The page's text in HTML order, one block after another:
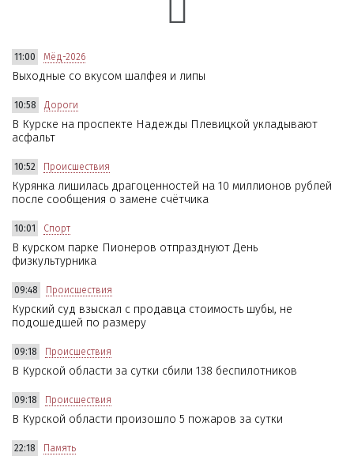
11:00 Мёд-2026
Выходные со вкусом шалфея и липы
10:58 Дороги
В Курске на проспекте Надежды Плевицкой укладывают
асфальт
10:52 Происшествия
Курянка лишилась драгоценностей на 10 миллионов рублей
после сообщения о замене счётчика
10:01 Спорт
В курском парке Пионеров отпразднуют День
физкультурника
09:48 Происшествия
Курский суд взыскал с продавца стоимость шубы, не
подошедшей по размеру
09:18 Происшествия
В Курской области за сутки сбили 138 беспилотников
09:18 Происшествия
В Курской области произошло 5 пожаров за сутки
22:18 Память